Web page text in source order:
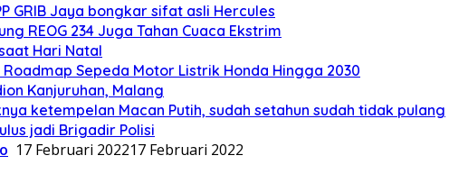
GRIB Jaya bongkar sifat asli Hercules
REOG 234 Juga Tahan Cuaca Ekstrim
Hari Natal
Roadmap Sepeda Motor Listrik Honda Hingga 2030
Kanjuruhan, Malang
ketempelan Macan Putih, sudah setahun sudah tidak pulang
jadi Brigadir Polisi
17 Februari 202217 Februari 2022